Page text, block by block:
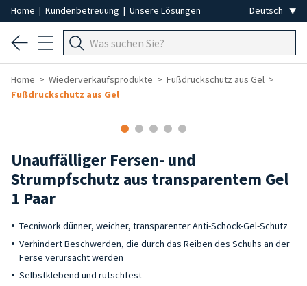
Home | Kundenbetreuung | Unsere Lösungen
Home Wiederverkaufsprodukte
Fußdruckschutz aus Gel
Fußdruckschutz aus Gel
Unauffälliger Fersen- und
Strumpfschutz aus transparentem Gel
1 Paar
Tecniwork dünner, weicher, transparenter Anti-Schock-Gel-Schutz
Verhindert Beschwerden, die durch das Reiben des Schuhs an der
Ferse verursacht werden
Selbstklebend und rutschfest